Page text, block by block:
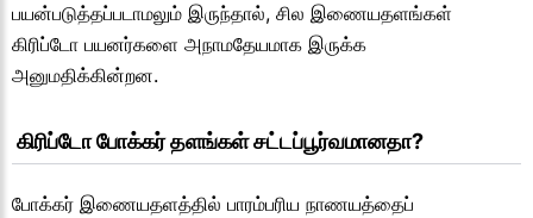
பயன்படுத்தப்படாமலும் இருந்தால், சில இணையதளங்கள்
கிரிப்டோ பயனர்களை அநாமதேயமாக இருக்க
அனுமதிக்கின்றன.
கிரிப்டோ போக்கர் தளங்கள் சட்டப்பூர்வமானதா?
போக்கர் இணையதளத்தில் பாரம்பரிய நாணயத்தைப்